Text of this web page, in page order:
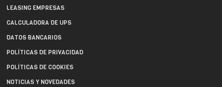
LEASING EMPRESAS
CALCULADORA DE UPS
DATOS BANCARIOS
POLÍTICAS DE PRIVACIDAD
POLÍTICAS DE COOKIES
NOTICIAS Y NOVEDADES